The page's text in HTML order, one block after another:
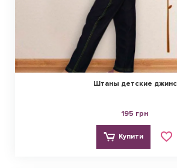
Штаны детские джинс
195 грн
Купити